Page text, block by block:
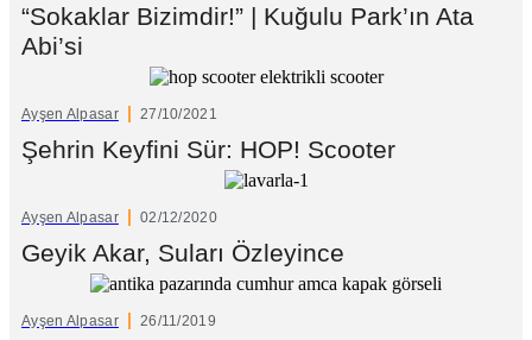
“Sokaklar Bizimdir!” | Kuğulu Park’ın Ata
Abi’si
Ayşen Alpasar 27/10/2021
Şehrin Keyfini Sür: HOP! Scooter
Ayşen Alpasar 02/12/2020
Geyik Akar, Suları Özleyince
Ayşen Alpasar 26/11/2019